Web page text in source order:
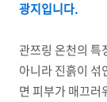
광지입니다.
관쯔링 온천의 특
아니라 진흙이 섞
면 피부가 매끄러